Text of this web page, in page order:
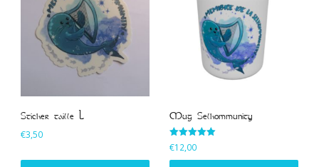
Sticker taille L
€3,50
Mug Selkommunity
Note
5.00
sur 5
€12,00